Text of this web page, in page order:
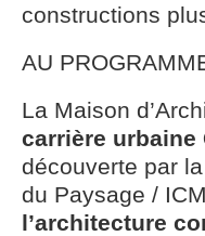
constructions
AU
La Maison
carrière urbaine
découverte par
du Paysage /
l’architecture